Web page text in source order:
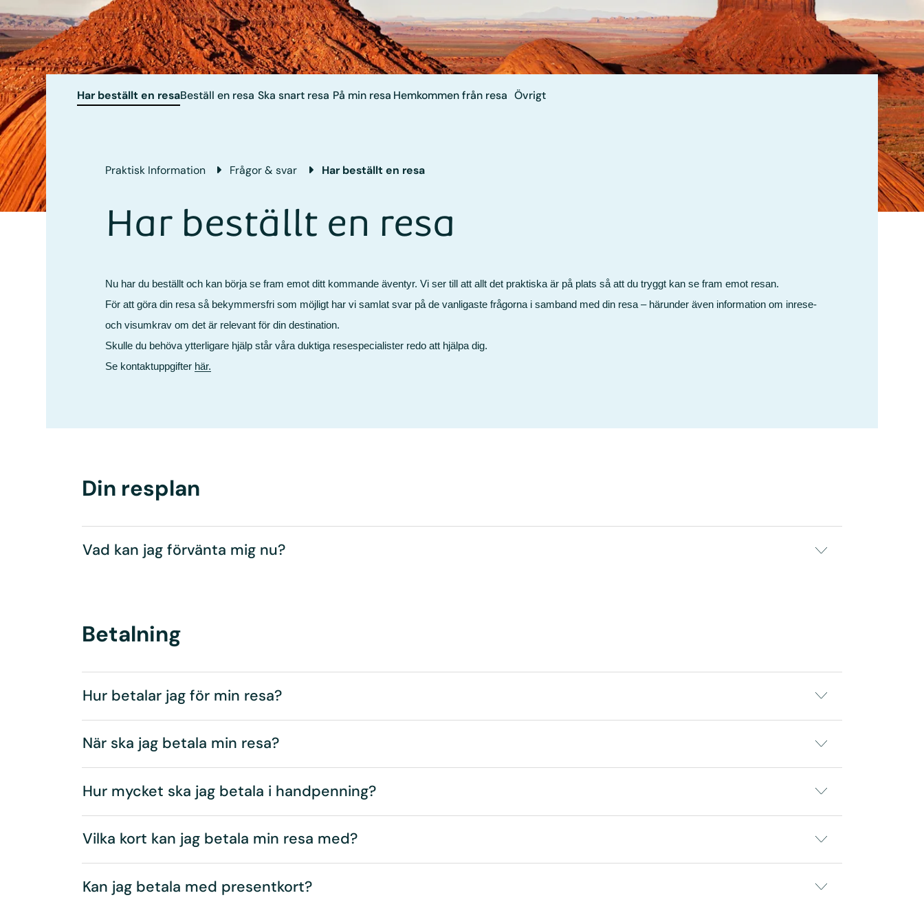
Har beställt en resaBeställ en resa Ska snart resa På min resa Hemkommen från resa Övrigt
Praktisk Information Frågor & svar Har beställt en resa
Har beställt en resa
Nu har du beställt och kan börja se fram emot ditt kommande äventyr. Vi ser till att allt det praktiska är på plats så att du tryggt kan se fram emot resan.
För att göra din resa så bekymmersfri som möjligt har vi samlat svar på de vanligaste frågorna i samband med din resa – härunder även information om inrese-
och visumkrav om det är relevant för din destination.
Skulle du behöva ytterligare hjälp står våra duktiga resespecialister redo att hjälpa dig.
Se kontaktuppgifter här.
Din resplan
Vad kan jag förvänta mig nu?
Betalning
Hur betalar jag för min resa?
När ska jag betala min resa?
Hur mycket ska jag betala i handpenning?
Vilka kort kan jag betala min resa med?
Kan jag betala med presentkort?